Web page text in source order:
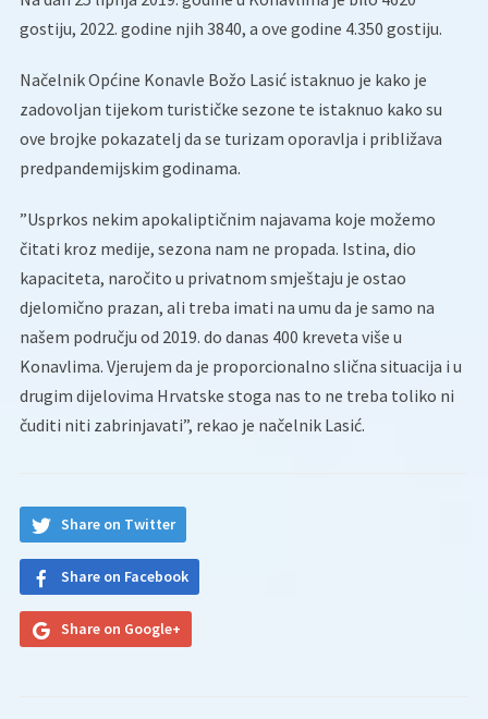
gostiju, 2022. godine njih 3840, a ove godine 4.350 gostiju.
Načelnik Općine Konavle Božo Lasić istaknuo je kako je
zadovoljan tijekom turističke sezone te istaknuo kako su
ove brojke pokazatelj da se turizam oporavlja i približava
predpandemijskim godinama.
”Usprkos nekim apokaliptičnim najavama koje možemo
čitati kroz medije, sezona nam ne propada. Istina, dio
kapaciteta, naročito u privatnom smještaju je ostao
djelomično prazan, ali treba imati na umu da je samo na
našem području od 2019. do danas 400 kreveta više u
Konavlima. Vjerujem da je proporcionalno slična situacija i u
drugim dijelovima Hrvatske stoga nas to ne treba toliko ni
čuditi niti zabrinjavati”, rekao je načelnik Lasić.
Share on Twitter
Share on Facebook
Share on Google+